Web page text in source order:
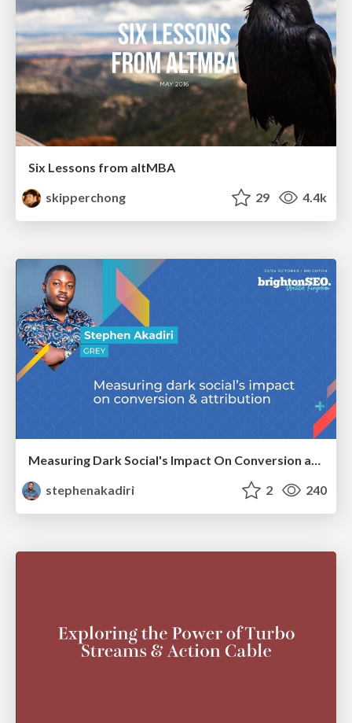
Six Lessons from altMBA
skipperchong
29 4.4k
Measuring Dark Social's Impact On Conversion and Attribution
stephenakadiri
2 240